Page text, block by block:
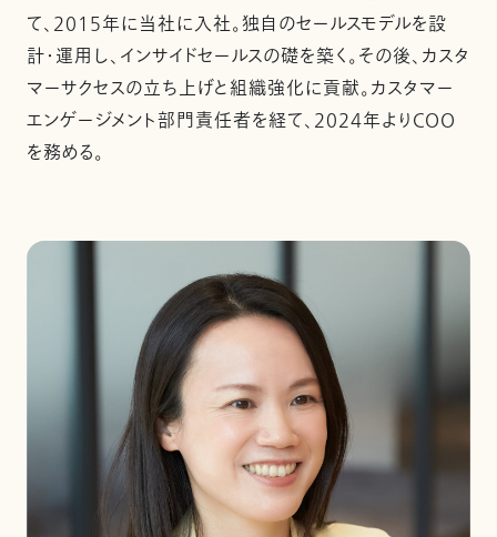
て、2015年に当社に入社。独自のセールスモデルを設
計・運用し、インサイドセールスの礎を築く。その後、カスタ
マーサクセスの立ち上げと組織強化に貢献。カスタマー
エンゲージメント部門責任者を経て、2024年よりCOO
を務める。